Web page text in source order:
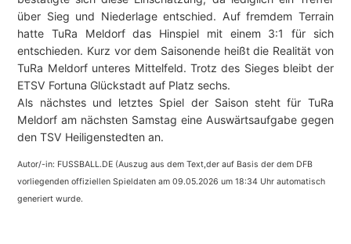
über Sieg und Niederlage entschied. Auf fremdem Terrain
hatte TuRa Meldorf das Hinspiel mit einem 3:1 für sich
entschieden. Kurz vor dem Saisonende heißt die Realität von
TuRa Meldorf unteres Mittelfeld. Trotz des Sieges bleibt der
ETSV Fortuna Glückstadt auf Platz sechs.
Als nächstes und letztes Spiel der Saison steht für TuRa
Meldorf am nächsten Samstag eine Auswärtsaufgabe gegen
den TSV Heiligenstedten an.
Autor/-in: FUSSBALL.DE (Auszug aus dem Text,der auf Basis der dem DFB
vorliegenden offiziellen Spieldaten am 09.05.2026 um 18:34 Uhr automatisch
generiert wurde.